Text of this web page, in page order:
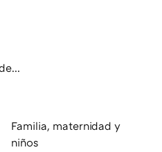
Familia, maternidad y
niños